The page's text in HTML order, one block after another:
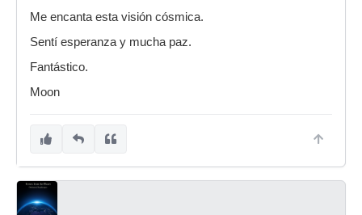
Me encanta esta visión cósmica.
Sentí esperanza y mucha paz.
Fantástico.
Moon